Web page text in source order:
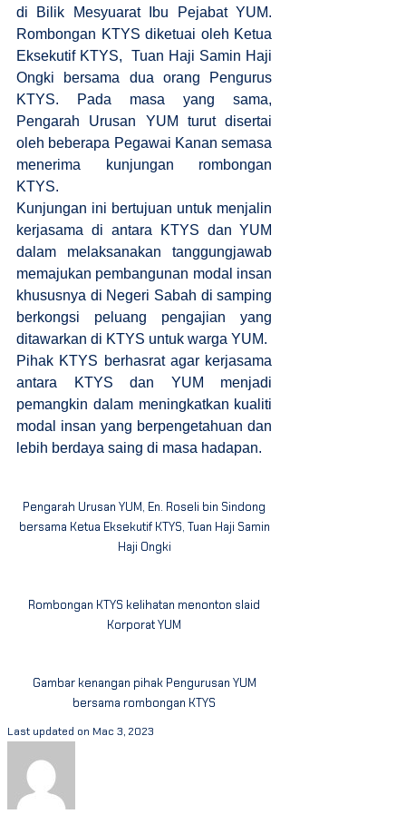
di Bilik Mesyuarat Ibu Pejabat YUM.
Rombongan KTYS diketuai oleh Ketua
Eksekutif KTYS,
Tuan Haji Samin Haji
Ongki bersama dua orang Pengurus
KTYS. Pada masa yang sama,
Pengarah Urusan YUM turut disertai
oleh beberapa Pegawai Kanan semasa
menerima kunjungan rombongan
KTYS.
Kunjungan ini bertujuan untuk menjalin
kerjasama di antara KTYS dan YUM
dalam melaksanakan tanggungjawab
memajukan pembangunan modal insan
khususnya di Negeri Sabah di samping
berkongsi peluang pengajian yang
ditawarkan di KTYS untuk warga YUM.
Pihak KTYS berhasrat agar kerjasama
antara KTYS dan YUM menjadi
pemangkin dalam meningkatkan kualiti
modal insan yang berpengetahuan dan
lebih berdaya saing di masa hadapan.
Pengarah Urusan YUM, En. Roseli bin Sindong
bersama Ketua Eksekutif KTYS, Tuan Haji Samin
Haji Ongki
Rombongan KTYS kelihatan menonton slaid
Korporat YUM
Gambar kenangan pihak Pengurusan YUM
bersama rombongan KTYS
Last updated on Mac 3, 2023